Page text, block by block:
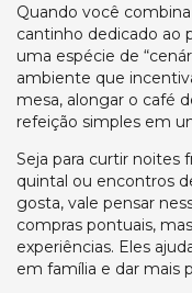
Quando você
cantinho dedicado ao
uma espécie de
ambiente que
mesa, alongar o café
refeição simples em
Seja para curtir noites
quintal ou encontros
gosta, vale pensar
compras pontuais,
experiências. Eles
em família e dar mais